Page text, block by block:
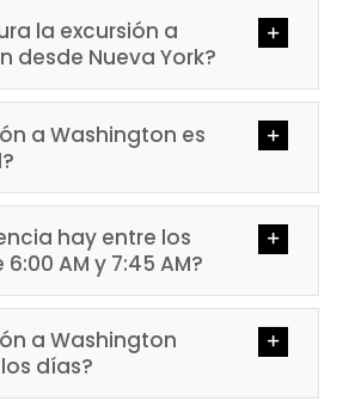
la excursión a
desde Nueva York?
a Washington es
hay entre los
AM y 7:45 AM?
a Washington
días?